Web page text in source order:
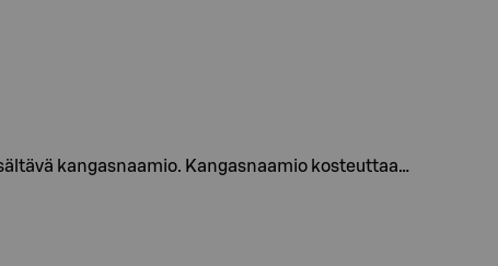
kangasnaamio. Kangasnaamio kosteuttaa…